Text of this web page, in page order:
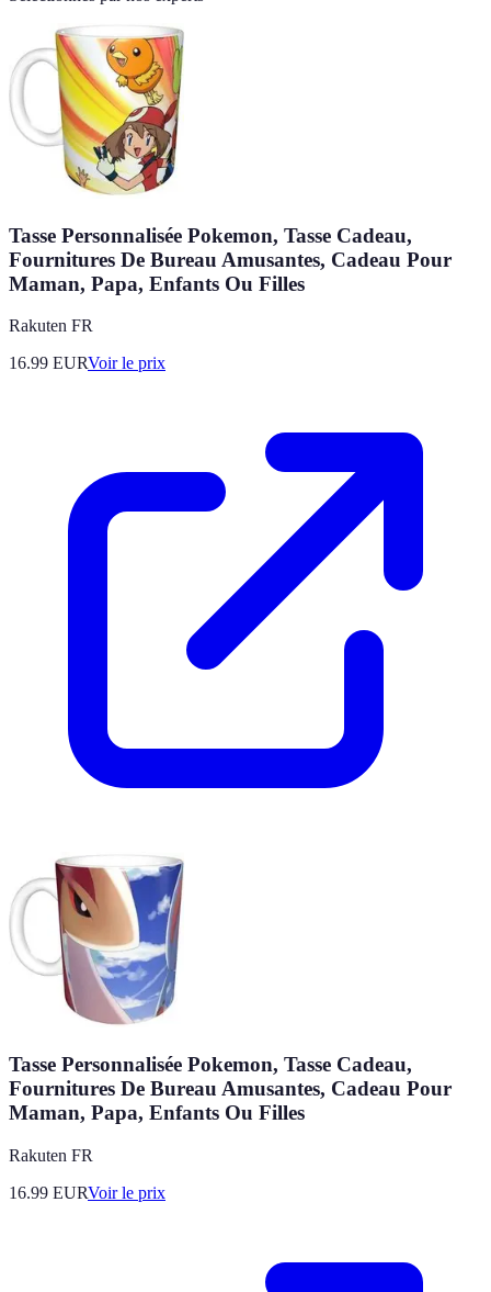
Tasse Personnalisée Pokemon, Tasse Cadeau,
Fournitures De Bureau Amusantes, Cadeau Pour
Maman, Papa, Enfants Ou Filles
Rakuten FR
16.99 EURVoir le prix
Tasse Personnalisée Pokemon, Tasse Cadeau,
Fournitures De Bureau Amusantes, Cadeau Pour
Maman, Papa, Enfants Ou Filles
Rakuten FR
16.99 EURVoir le prix